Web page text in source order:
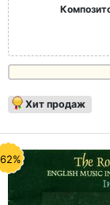
Хит продаж